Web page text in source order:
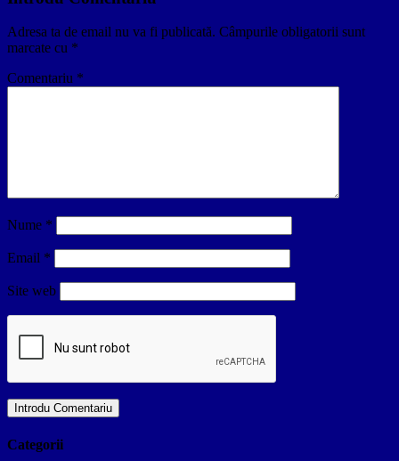
Adresa ta de email nu va fi publicată. Câmpurile obligatorii sunt
marcate cu *
Comentariu *
Nume *
Email *
Site web
Categorii